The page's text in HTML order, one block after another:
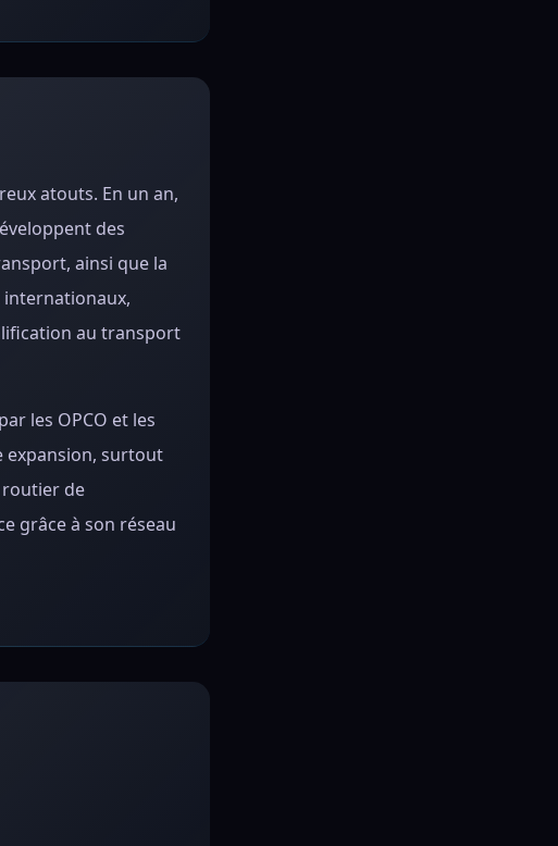
atouts. En un an,
des
ainsi que la
au transport
les OPCO et les
expansion, surtout
routier de
grâce à son réseau